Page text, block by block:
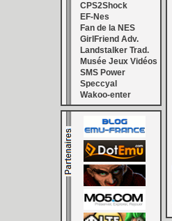
CPS2Shock
EF-Nes
Fan de la NES
GirlFriend Adv.
Landstalker Trad.
Musée Jeux Vidéos
SMS Power
Speccyal
Wakoo-enter